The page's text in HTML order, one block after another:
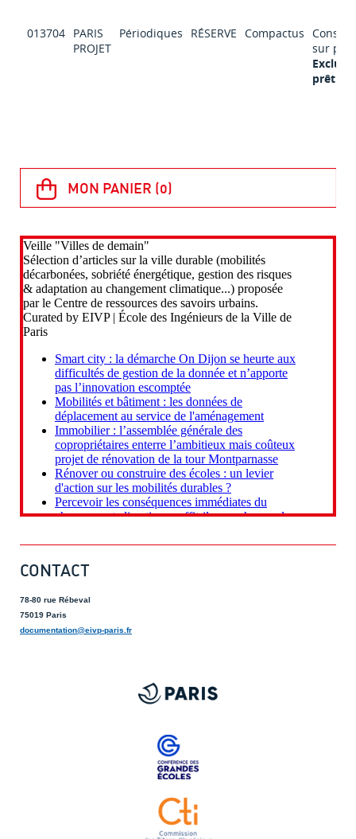
013704 PARIS
PROJET
Périodiques RÉSERVE Compactus
sur
Exclu
prêt
CONTACT
78-80 rue Rébeval
75019 Paris
documentation@eivp-paris.fr